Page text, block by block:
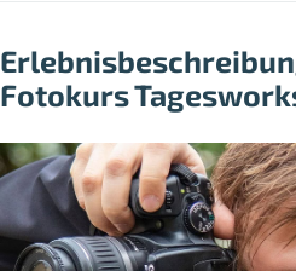
Fotokurs